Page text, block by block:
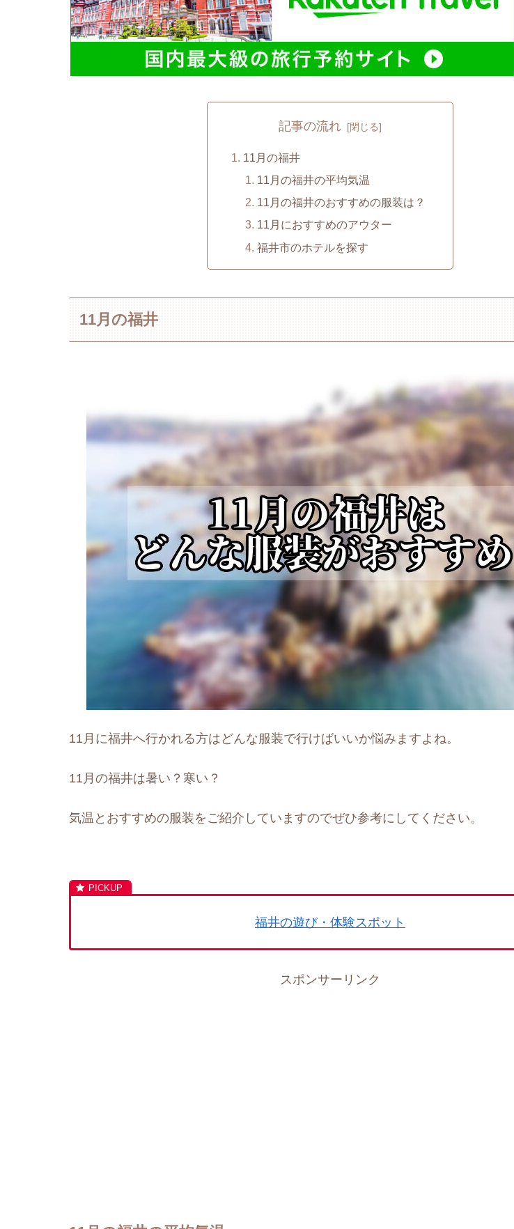
記事の流れ
11月の福井
11月の福井の平均気温
11月の福井のおすすめの服装は？
11月におすすめのアウター
福井市のホテルを探す
11月の福井
11月に福井へ行かれる方はどんな服装で行けばいいか悩みますよね。
11月の福井は暑い？寒い？
気温とおすすめの服装をご紹介していますのでぜひ参考にしてください。
福井の遊び・体験スポット
スポンサーリンク